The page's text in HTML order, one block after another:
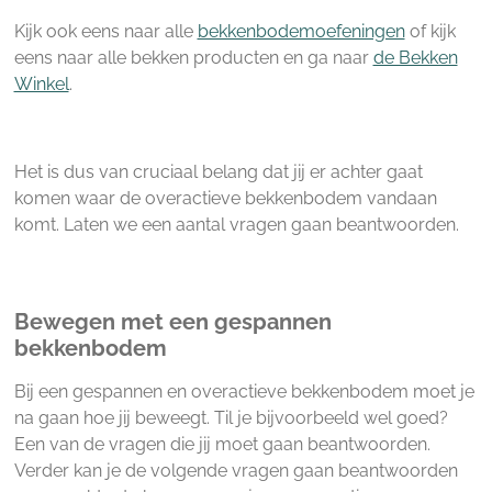
Kijk ook eens naar alle bekkenbodemoefeningenof kijk
eens naar alle bekken producten en ga naar de Bekken
Winkel.
Het is dus van cruciaal belang dat jij er achter gaat
komen waar de overactieve bekkenbodem vandaan
komt. Laten we een aantal vragen gaan beantwoorden.
Bewegen met een gespannen
bekkenbodem
Bij een gespannen en overactieve bekkenbodem moet je
na gaan hoe jij beweegt. Til je bijvoorbeeld wel goed?
Een van de vragen die jij moet gaan beantwoorden.
Verder kan je de volgende vragen gaan beantwoorden